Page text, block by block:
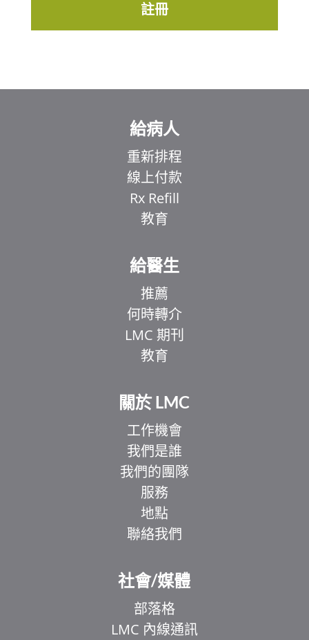
註冊
給病人
重新排程
線上付款
Rx Refill
教育
給醫生
推薦
何時轉介
LMC 期刊
教育
關於 LMC
工作機會
我們是誰
我們的團隊
服務
地點
聯絡我們
社會/媒體
部落格
LMC 內線通訊